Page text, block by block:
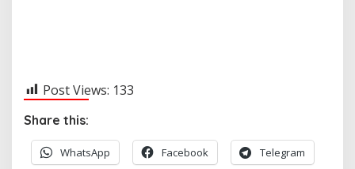
Post Views: 133
Share this:
WhatsApp Facebook Telegram